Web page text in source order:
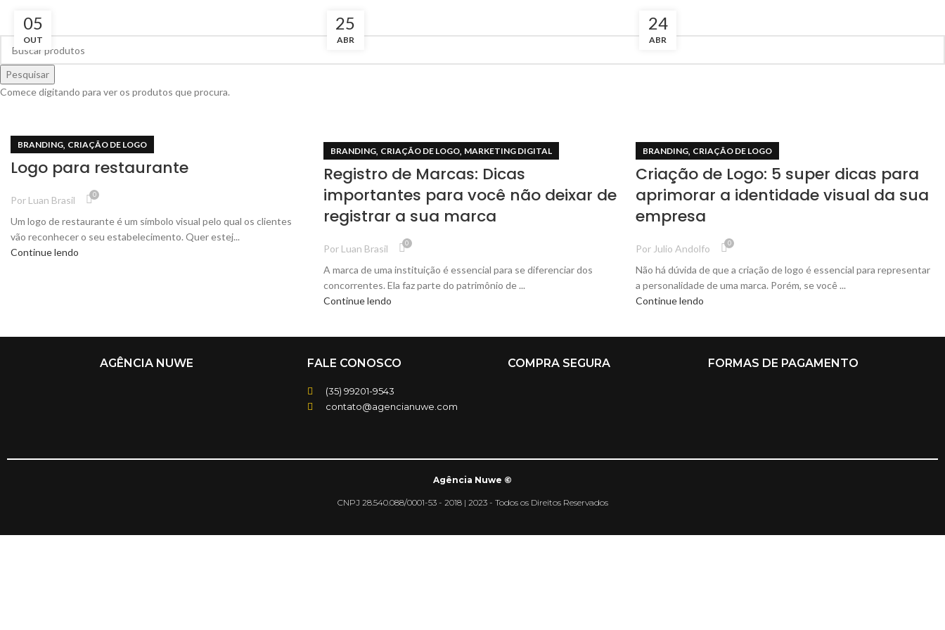
05
OUT
BRANDING, CRIAÇÃO DE LOGO
Logo para restaurante
Por Luan Brasil 0
Um logo de restaurante é um símbolo visual pelo qual os clientes
vão reconhecer o seu estabelecimento. Quer estej...
Continue lendo
25
ABR
BRANDING, CRIAÇÃO DE LOGO, MARKETING DIGITAL
Registro de Marcas: Dicas
importantes para você não deixar de
registrar a sua marca
Por Luan Brasil 0
A marca de uma instituição é essencial para se diferenciar dos
concorrentes. Ela faz parte do patrimônio de ...
Continue lendo
24
ABR
BRANDING, CRIAÇÃO DE LOGO
Criação de Logo: 5 super dicas para
aprimorar a identidade visual da sua
empresa
Por Julio Andolfo 0
Não há dúvida de que a criação de logo é essencial para representar
a personalidade de uma marca. Porém, se você ...
Continue lendo
AGÊNCIA NUWE FALE CONOSCO
(35) 99201-9543
contato@agencianuwe.com
COMPRA SEGURA FORMAS DE PAGAMENTO
Agência Nuwe ©
CNPJ 28.540.088/0001-53 - 2018 | 2023 - Todos os Direitos Reservados
Pesquisar
Comece digitando para ver os produtos que procura.